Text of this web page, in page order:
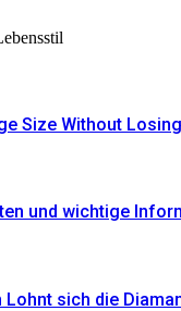
Size Without
und wichtige
Lohnt sich die